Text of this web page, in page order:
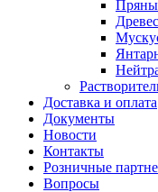
Доставка и оплата
Документы
Новости
Контакты
Розничные
Вопросы